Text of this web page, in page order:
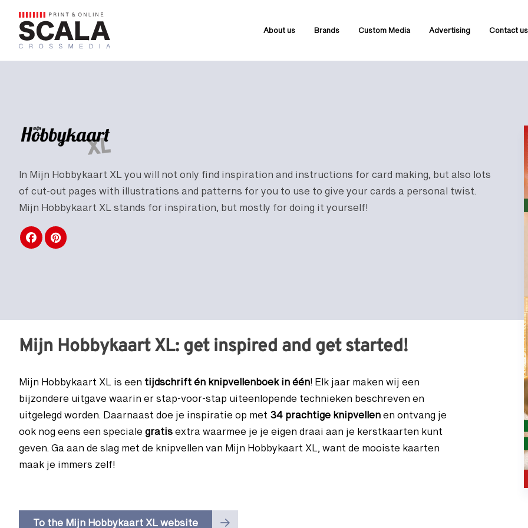
About us Brands Custom Media Advertising Contact us
In Mijn Hobbykaart XL you will not only find inspiration and instructions for card making, but also lots
of cut-out pages with illustrations and patterns for you to use to give your cards a personal twist.
Mijn Hobbykaart XL stands for inspiration, but mostly for doing it yourself!
Mijn Hobbykaart XL: get inspired and get started!
Mijn Hobbykaart XL is eentijdschrift én knipvellenboek in één! Elk jaar maken wij een
bijzondere uitgave waarin er stap-voor-stap uiteenlopende technieken beschreven en
uitgelegd worden. Daarnaast doe je inspiratie op met34 prachtige knipvellenen ontvang je
ook nog eens een specialegratisextra waarmee je je eigen draai aan je kerstkaarten kunt
geven. Ga aan de slag met de knipvellen van Mijn Hobbykaart XL, want de mooiste kaarten
maak je immers zelf!